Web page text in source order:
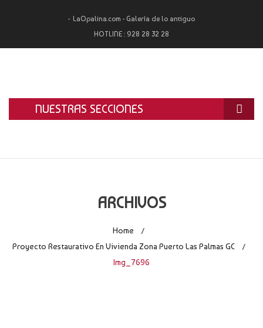
LaOpalina.com - Galería de lo antiguo
HOTLINE : 928 28 32 28
NUESTRAS SECCIONES
LA OPALINA
TASACIÓN Y COMPRA
ARCHIVOS
Home /
Proyecto Restaurativo En Vivienda Zona Puerto Las Palmas GC /
Img_7696